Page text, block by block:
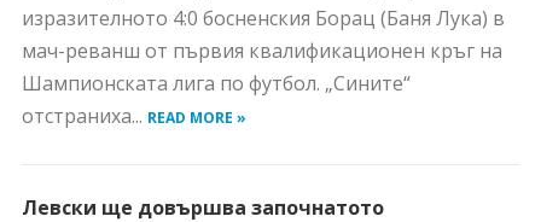
изразителното 4:0 босненския Борац (Баня Лука) в
мач-реванш от първия квалификационен кръг на
Шампионската лига по футбол. „Сините“
отстраниха... READ MORE »
Левски ще довършва започнатото